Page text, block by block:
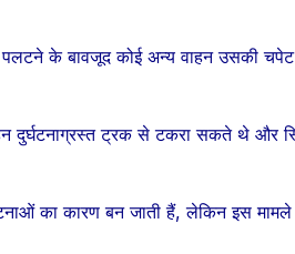
के बावजूद कोई अन्य वाहन उसकी
दुर्घटनाग्रस्त ट्रक से टकरा सकते थे और
का कारण बन जाती हैं, लेकिन इस